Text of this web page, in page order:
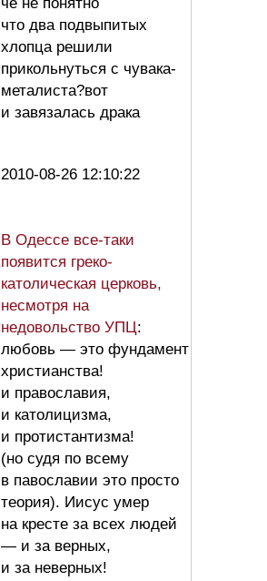
что два подвыпитых
хлопца решили
прикольнуться с чувака-
металиста?вот
и завязалась драка
2010-08-26 12:10:22
В Одессе все-таки
появится греко-
католическая церковь,
несмотря на
недовольство УПЦ:
любовь — это фундамент
христианства!
и православия,
и католицизма,
и протистантизма!
(но судя по всему
в павославии это просто
теория). Иисус умер
на кресте за всех людей
— и за верных,
и за неверных!